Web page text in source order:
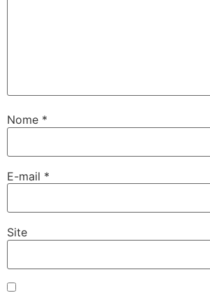
Nome *
E-mail *
Site